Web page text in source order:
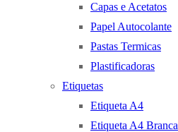
Capas e Acetatos
Papel Autocolante
Pastas Termicas
Plastificadoras
Etiquetas
Etiqueta A4
Etiqueta A4 Branca